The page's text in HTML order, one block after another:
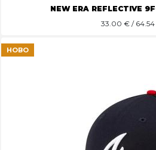
NEW ERA REFLECTIVE
33.00 € / 64.54
НОВО